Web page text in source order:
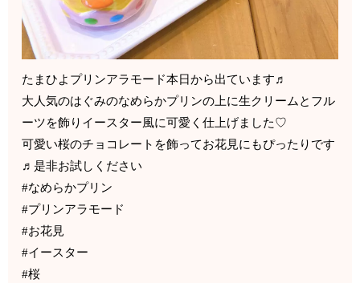
たまひよプリンアラモード本日から出ています♬
大人気のはぐみのなめらかプリンの上に生クリームとフル
ーツを飾りイースター風に可愛く仕上げました♡
可愛い桜のチョコレートを飾ってお花見にもぴったりです
♬是非お試しください
#なめらかプリン
#プリンアラモード
#お花見
#イースター
#桜